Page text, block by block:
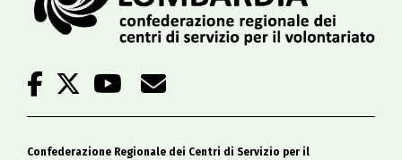
Confederazione Regionale dei Centri di Servizio per il